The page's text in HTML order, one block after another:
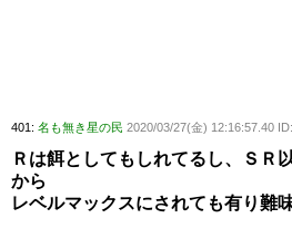
401: 名も無き星の民 2020/03/27(金) 12:16:57.40
Ｒは餌としてもしれてるし、ＳＲ
から
レベルマックスにされても有り難